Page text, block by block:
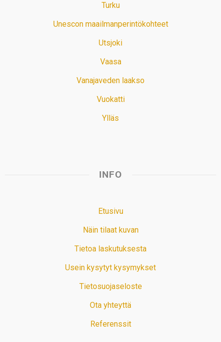
Turku
Unescon maailmanperintökohteet
Utsjoki
Vaasa
Vanajaveden laakso
Vuokatti
Ylläs
INFO
Etusivu
Näin tilaat kuvan
Tietoa laskutuksesta
Usein kysytyt kysymykset
Tietosuojaseloste
Ota yhteyttä
Referenssit